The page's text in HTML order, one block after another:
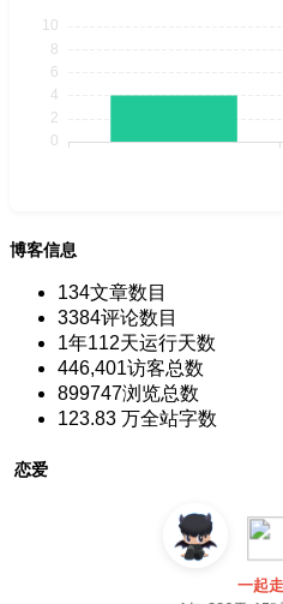
博客信息
134文章数目
3384评论数目
1年112天运行天数
446,401访客总数
899747浏览总数
123.83 万全站字数
恋爱
一起